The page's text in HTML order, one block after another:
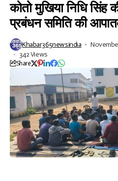
कोतो मुखिया निधि सिंह
प्रबंधन समिति की
Khabar365newsindia
342 Views
Share